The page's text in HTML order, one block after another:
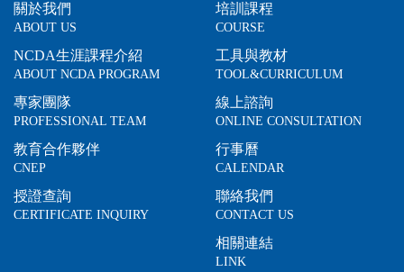
關於我們
ABOUT US
NCDA生涯課程介紹
ABOUT NCDA PROGRAM
專家團隊
PROFESSIONAL TEAM
教育合作夥伴
CNEP
授證查詢
CERTIFICATE INQUIRY
培訓課程
COURSE
工具與教材
TOOL&CURRICULUM
線上諮詢
ONLINE CONSULTATION
行事曆
CALENDAR
聯絡我們
CONTACT US
相關連結
LINK